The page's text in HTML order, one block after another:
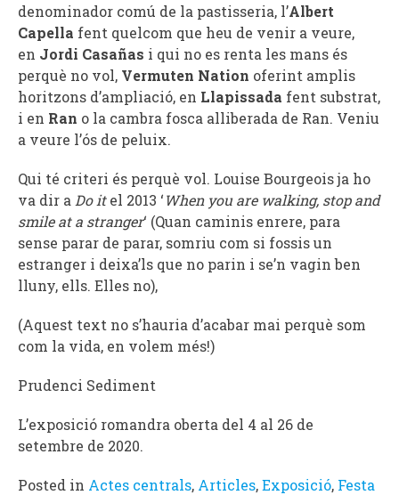
denominador comú de la pastisseria, l’Albert
Capella fent quelcom que heu de venir a veure,
en Jordi Casañas i qui no es renta les mans és
perquè no vol, Vermuten Nation oferint amplis
horitzons d’ampliació, en Llapissada fent substrat,
i en Ran o la cambra fosca alliberada de Ran. Veniu
a veure l’ós de peluix.
Qui té criteri és perquè vol. Louise Bourgeois ja ho
va dir a Do itel 2013 ‘When you are walking, stop and
smile at a stranger‘ (Quan caminis enrere, para
sense parar de parar, somriu com si fossis un
estranger i deixa’ls que no parin i se’n vagin ben
lluny, ells. Elles no),
(Aquest text no s’hauria d’acabar mai perquè som
com la vida, en volem més!)
Prudenci Sediment
L’exposició romandra oberta del 4 al 26 de
setembre de 2020.
Posted in Actes centrals, Articles,Exposició, Festa